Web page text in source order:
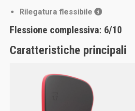
Rilegatura flessibile
Flessione complessiva: 6/10
Caratteristiche principali